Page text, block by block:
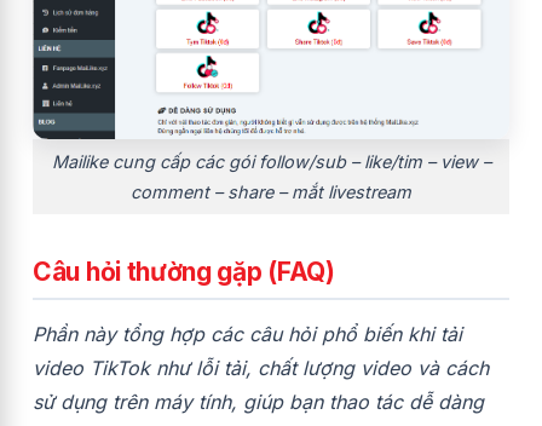
Mailike cung cấp các gói follow/sub – like/tim – view –
comment – share – mắt livestream
Câu hỏi thường gặp (FAQ)
Phần này tổng hợp các câu hỏi phổ biến khi tải
video TikTok như lỗi tải, chất lượng video và cách
sử dụng trên máy tính, giúp bạn thao tác dễ dàng